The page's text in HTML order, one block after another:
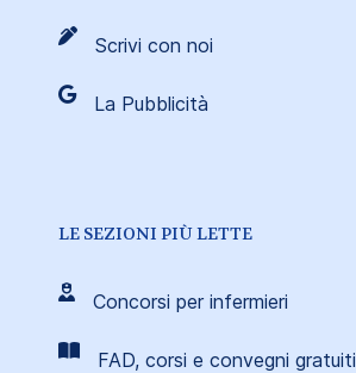
Scrivi con noi
La Pubblicità
LE SEZIONI PIÙ LETTE
Concorsi per infermieri
FAD, corsi e convegni gratuiti